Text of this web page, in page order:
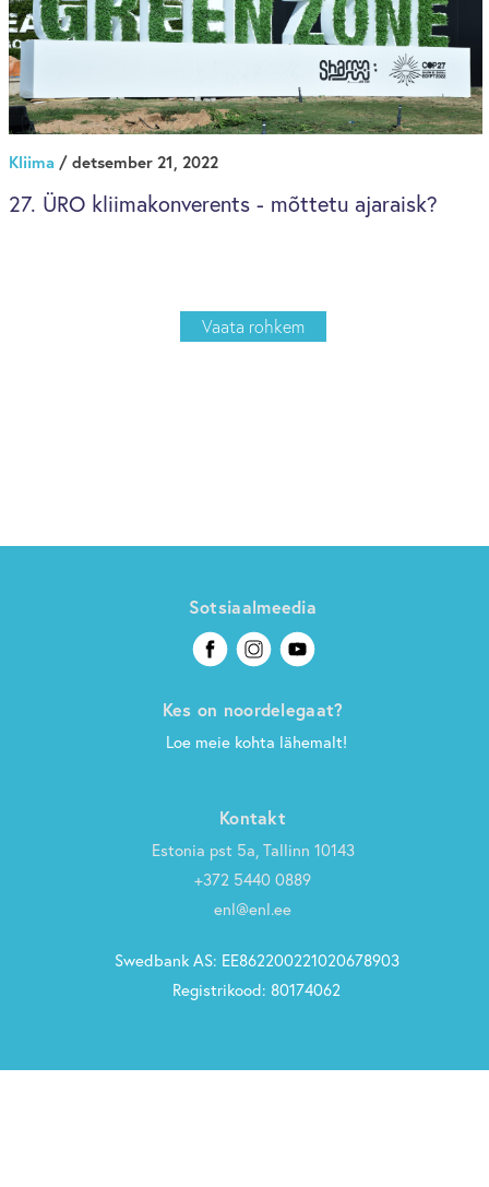
Kliima/ detsember 21, 2022
27. ÜRO kliimakonverents - mõttetu ajaraisk?
Vaata rohkem
Sotsiaalmeedia
Kes on noordelegaat?
Loe meie kohta lähemalt!
Kontakt
Estonia pst 5a, Tallinn 10143
+372 5440 0889
enl@enl.ee
Swedbank AS: EE862200221020678903
Registrikood: 80174062